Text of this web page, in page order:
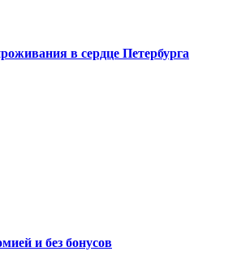
в сердце Петербурга
и без бонусов